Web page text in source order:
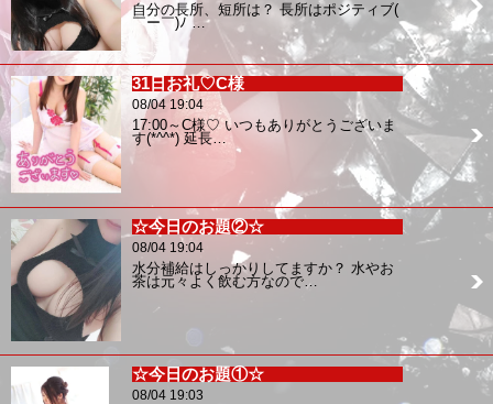
自分の長所、短所は？ 長所はポジティブ(
￣ー￣)ﾉ …
31日お礼♡C様
08/04 19:04
17:00～C様♡ いつもありがとうございま
す(*^^*) 延長…
☆今日のお題②☆
08/04 19:04
水分補給はしっかりしてますか？ 水やお
茶は元々よく飲む方なので…
☆今日のお題①☆
08/04 19:03